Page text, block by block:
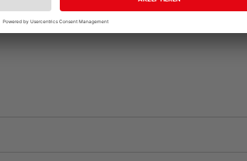
Komplettangebot anfragen